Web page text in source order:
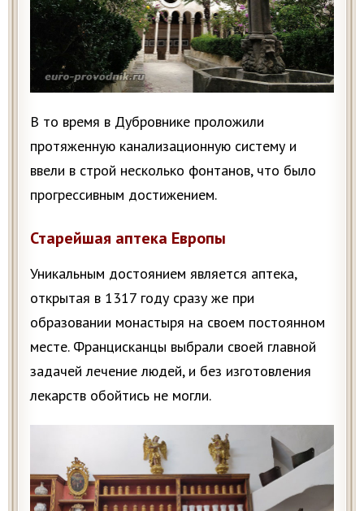
В то время в Дубровнике проложили
протяженную канализационную систему и
ввели в строй несколько фонтанов, что было
прогрессивным достижением.
Старейшая аптека Европы
Уникальным достоянием является аптека,
открытая в 1317 году сразу же при
образовании монастыря на своем постоянном
месте. Францисканцы выбрали своей главной
задачей лечение людей, и без изготовления
лекарств обойтись не могли.